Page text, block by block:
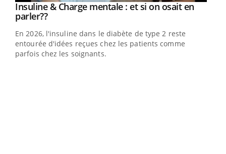
Youtube
Insuline & Charge mentale : et si on osait en
parler??Youtube
En 2026, l'insuline dans le diabète de type 2 reste
entourée d'idées reçues chez les patients comme
parfois chez les soignants.